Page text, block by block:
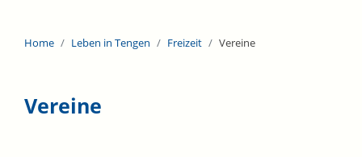
Home Leben in Tengen Freizeit Vereine
Vereine